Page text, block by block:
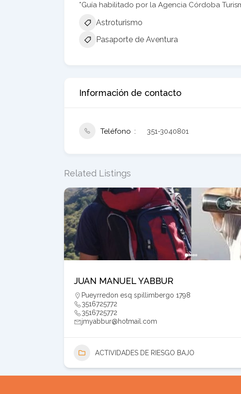
*Guía habilitado por la Agencia Córdoba
Astroturismo
Pasaporte de Aventura
Información de contacto
Teléfono 351-3040801
Related Listings
JUAN MANUEL YABBUR
Pueyrredon esq spillimbergo 1798
3516725772
3516725772
jmyabbur@hotmail.com
ACTIVIDADES DE RIESGO BAJO